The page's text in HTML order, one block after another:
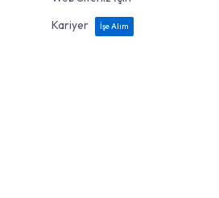
Kariyer
İşe Alım